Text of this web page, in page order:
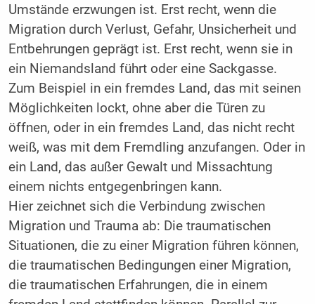
Umstände erzwungen ist. Erst recht, wenn die
Migration durch Verlust, Gefahr, Unsicherheit und
Entbehrungen geprägt ist. Erst recht, wenn sie in
ein Niemandsland führt oder eine Sackgasse.
Zum Beispiel in ein fremdes Land, das mit seinen
Möglichkeiten lockt, ohne aber die Türen zu
öffnen, oder in ein fremdes Land, das nicht recht
weiß, was mit dem Fremdling anzufangen. Oder in
ein Land, das außer Gewalt und Missachtung
einem nichts entgegenbringen kann.
Hier zeichnet sich die Verbindung zwischen
Migration und Trauma ab: Die traumatischen
Situationen, die zu einer Migration führen können,
die traumatischen Bedingungen einer Migration,
die traumatischen Erfahrungen, die in einem